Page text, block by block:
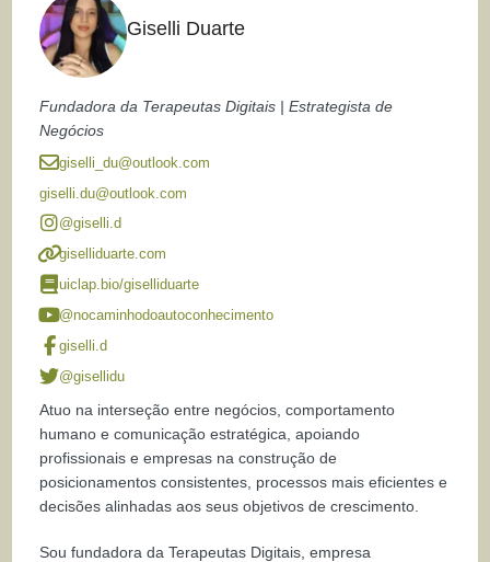
Giselli Duarte
Fundadora da Terapeutas Digitais | Estrategista de
Negócios
giselli_du@outlook.com
giselli.du@outlook.com
@giselli.d
giselliduarte.com
uiclap.bio/giselliduarte
@nocaminhodoautoconhecimento
giselli.d
@gisellidu
Atuo na interseção entre negócios, comportamento
humano e comunicação estratégica, apoiando
profissionais e empresas na construção de
posicionamentos consistentes, processos mais eficientes e
decisões alinhadas aos seus objetivos de crescimento.
Sou fundadora da Terapeutas Digitais, empresa